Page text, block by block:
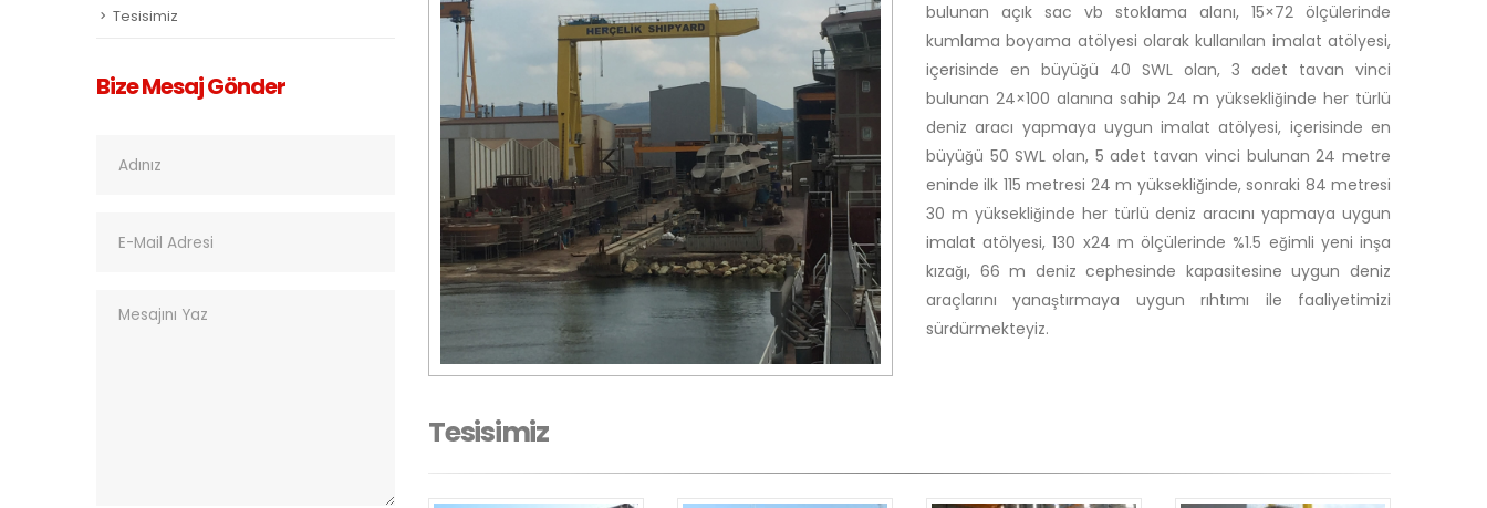
bulunan açık sac vb stoklama alanı, 15×72 ölçülerinde
kumlama boyama atölyesi olarak kullanılan imalat atölyesi,
içerisinde en büyüğü 40 SWL olan, 3 adet tavan vinci
bulunan 24×100 alanına sahip 24 m yüksekliğinde her türlü
deniz aracı yapmaya uygun imalat atölyesi, içerisinde en
büyüğü 50 SWL olan, 5 adet tavan vinci bulunan 24 metre
eninde ilk 115 metresi 24 m yüksekliğinde, sonraki 84 metresi
30 m yüksekliğinde her türlü deniz aracını yapmaya uygun
imalat atölyesi, 130 x24 m ölçülerinde %1.5 eğimli yeni inşa
kızağı, 66 m deniz cephesinde kapasitesine uygun deniz
araçlarını yanaştırmaya uygun rıhtımı ile faaliyetimizi
sürdürmekteyiz.
Tesisimiz
Tesisimiz
Bize Mesaj Gönder